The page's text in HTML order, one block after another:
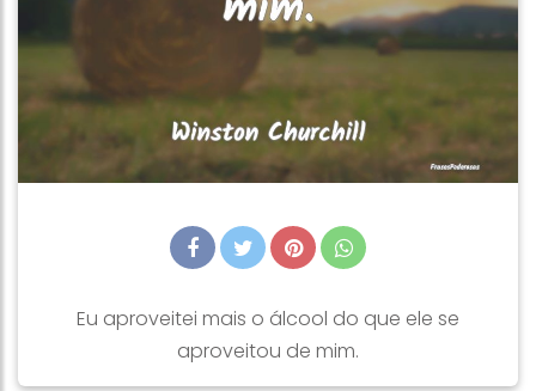
Eu aproveitei mais o álcool do que ele se
aproveitou de mim.